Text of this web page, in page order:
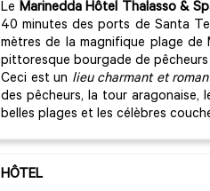
Le Marinedda Hôtel Thalasso &
40 minutes des ports de Santa
mètres de la magnifique plage
pittoresque bourgade de
Ceci est un lieu charmant et
des pêcheurs, la tour aragonaise,
belles plages et les célèbres
HÔTEL